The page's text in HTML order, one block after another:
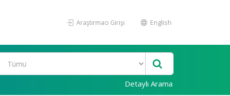
Araştırmacı Girişi English
Detaylı Arama